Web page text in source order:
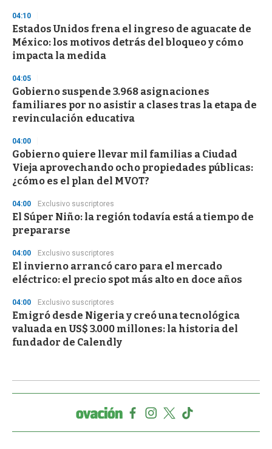
04:10
Estados Unidos frena el ingreso de aguacate de
México: los motivos detrás del bloqueo y cómo
impacta la medida
04:05
Gobierno suspende 3.968 asignaciones
familiares por no asistir a clases tras la etapa de
revinculación educativa
04:00
Gobierno quiere llevar mil familias a Ciudad
Vieja aprovechando ocho propiedades públicas:
¿cómo es el plan del MVOT?
04:00 Exclusivo suscriptores
El Súper Niño: la región todavía está a tiempo de
prepararse
04:00 Exclusivo suscriptores
El invierno arrancó caro para el mercado
eléctrico: el precio spot más alto en doce años
04:00 Exclusivo suscriptores
Emigró desde Nigeria y creó una tecnológica
valuada en US$ 3.000 millones: la historia del
fundador de Calendly